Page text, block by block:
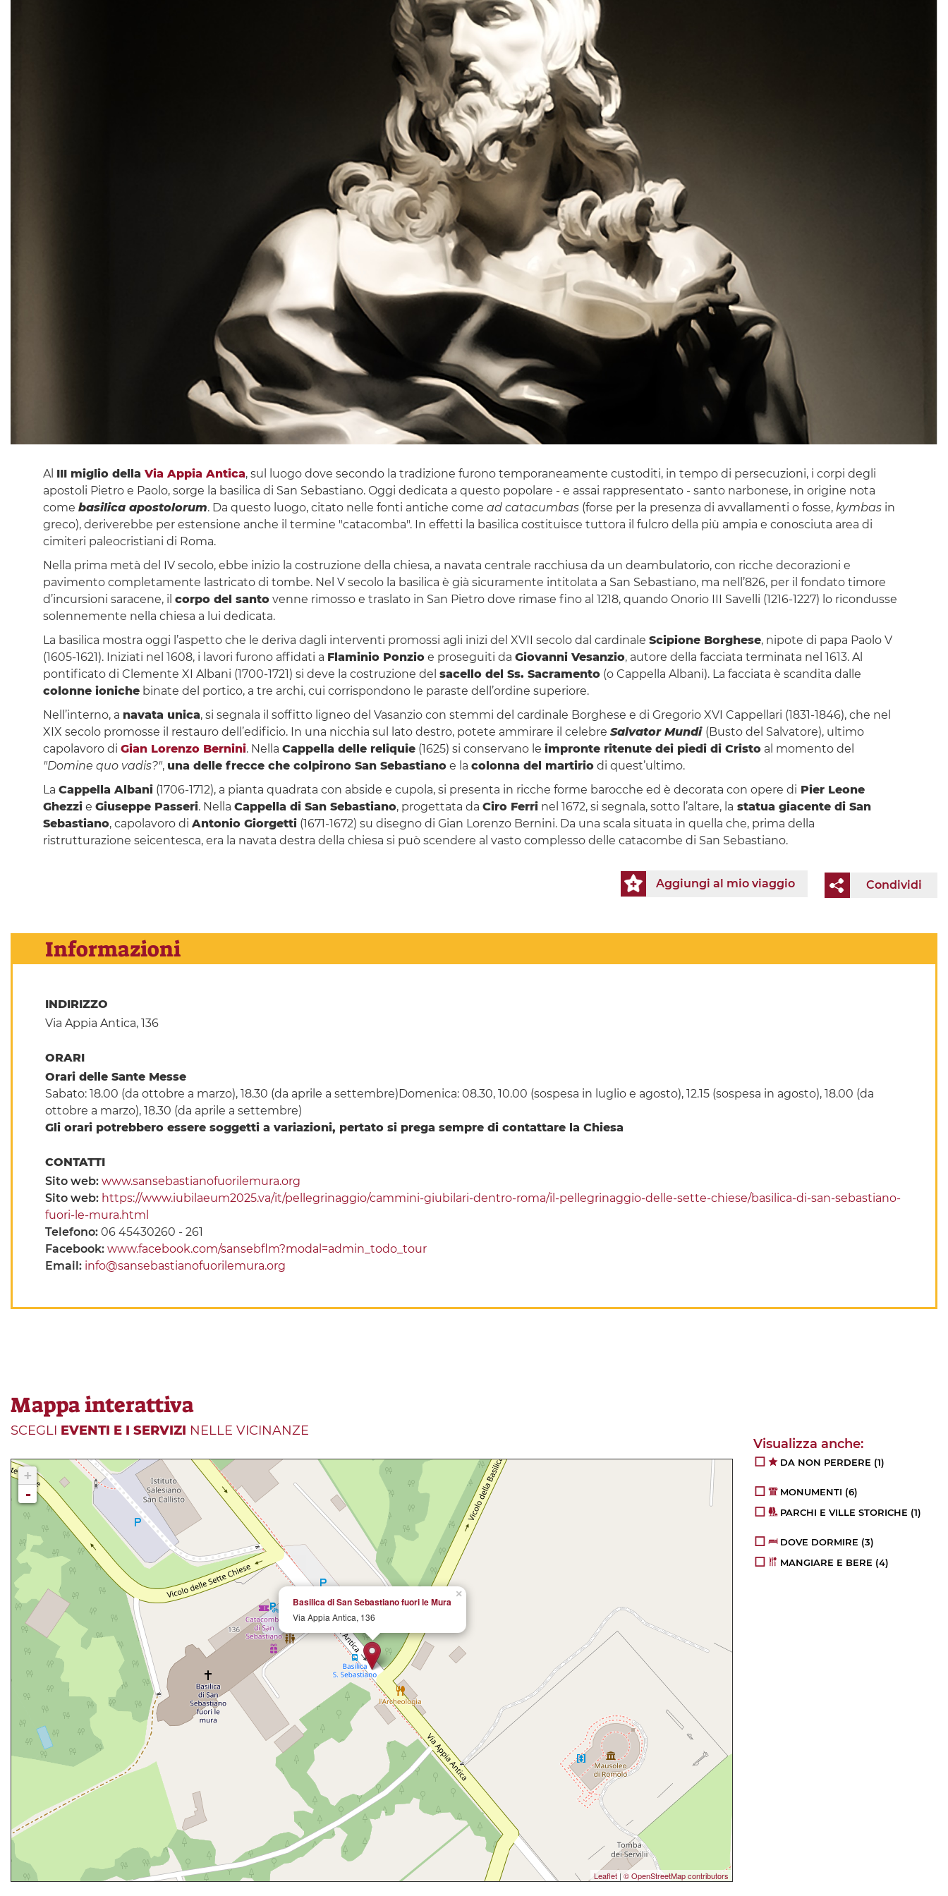
Al III miglio della Via Appia Antica, sul luogo dove secondo la tradizione furono temporaneamente custoditi, in tempo di persecuzioni, i corpi degli
apostoli Pietro e Paolo, sorge la basilica di San Sebastiano. Oggi dedicata a questo popolare - e assai rappresentato - santo narbonese, in origine nota
come basilica apostolorum. Da questo luogo, citato nelle fonti antiche come ad catacumbas(forse per la presenza di avvallamenti o fosse, kymbasin
greco), deriverebbe per estensione anche il termine "catacomba". In effetti la basilica costituisce tuttora il fulcro della più ampia e conosciuta area di
cimiteri paleocristiani di Roma.
Nella prima metà del IV secolo, ebbe inizio la costruzione della chiesa, a navata centrale racchiusa da un deambulatorio, con ricche decorazioni e
pavimento completamente lastricato di tombe. Nel V secolo la basilica è già sicuramente intitolata a San Sebastiano, ma nell’826, per il fondato timore
d’incursioni saracene, il corpo del santovenne rimosso e traslato in San Pietro dove rimase fino al 1218, quando Onorio III Savelli (1216-1227) lo ricondusse
solennemente nella chiesa a lui dedicata.
La basilica mostra oggi l’aspetto che le deriva dagli interventi promossi agli inizi del XVII secolo dal cardinale Scipione Borghese, nipote di papa Paolo V
(1605-1621). Iniziati nel 1608, i lavori furono affidati a Flaminio Ponzioe proseguiti da Giovanni Vesanzio, autore della facciata terminata nel 1613. Al
pontificato di Clemente XI Albani (1700-1721) si deve la costruzione del sacello del Ss. Sacramento(o Cappella Albani). La facciata è scandita dalle
colonne ionichebinate del portico, a tre archi, cui corrispondono le paraste dell’ordine superiore.
Nell’interno, a navata unica, si segnala il soffitto ligneo del Vasanzio con stemmi del cardinale Borghese e di Gregorio XVI Cappellari (1831-1846), che nel
XIX secolo promosse il restauro dell’edificio. In una nicchia sul lato destro, potete ammirare il celebre Salvator Mundi (Busto del Salvatore), ultimo
capolavoro di Gian Lorenzo Bernini. Nella Cappella delle reliquie(1625) si conservano le impronte ritenute dei piedi di Cristoal momento del
"Domine quo vadis?", una delle frecce che colpirono San Sebastianoe la colonna del martiriodi quest’ultimo.
La Cappella Albani(1706-1712), a pianta quadrata con abside e cupola, si presenta in ricche forme barocche ed è decorata con opere di Pier Leone
Ghezzie Giuseppe Passeri. Nella Cappella di San Sebastiano, progettata da Ciro Ferrinel 1672, si segnala, sotto l’altare, la statua giacente di San
Sebastiano, capolavoro di Antonio Giorgetti(1671-1672) su disegno di Gian Lorenzo Bernini. Da una scala situata in quella che, prima della
ristrutturazione seicentesca, era la navata destra della chiesa si può scendere al vasto complesso delle catacombe di San Sebastiano.
Condividi
Aggiungi al mio viaggio
Informazioni
INDIRIZZO
Via Appia Antica, 136
ORARI
Orari delle Sante Messe
Sabato: 18.00 (da ottobre a marzo), 18.30 (da aprile a settembre)Domenica: 08.30, 10.00 (sospesa in luglio e agosto), 12.15 (sospesa in agosto), 18.00 (da
ottobre a marzo), 18.30 (da aprile a settembre)
Gli orari potrebbero essere soggetti a variazioni, pertato si prega sempre di contattare la Chiesa
CONTATTI
Sito web: www.sansebastianofuorilemura.org
Sito web: https://www.iubilaeum2025.va/it/pellegrinaggio/cammini-giubilari-dentro-roma/il-pellegrinaggio-delle-sette-chiese/basilica-di-san-sebastiano-
fuori-le-mura.html
Telefono: 06 45430260 - 261
Facebook: www.facebook.com/sansebflm?modal=admin_todo_tour
Email: info@sansebastianofuorilemura.org
Mappa interattiva
SCEGLI EVENTI E I SERVIZI NELLE VICINANZE
×
Basilica di San Sebastiano fuori le Mura
Via Appia Antica, 136
+
-
Leaflet | © OpenStreetMap contributors
DA NON PERDERE (1)
MONUMENTI (6)
PARCHI E VILLE STORICHE (1)
DOVE DORMIRE (3)
MANGIARE E BERE (4)